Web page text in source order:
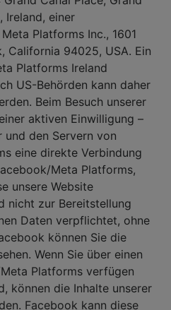
Ireland, einer
Platforms Inc., 1601
California 94025, USA. Ein
Platforms Ireland
US-Behörden kann daher
Beim Besuch unserer
aktiven Einwilligung –
und den Servern von
eine direkte Verbindung
Meta Platforms,
unsere Website
nicht zur Bereitstellung
Daten verpflichtet, ohne
können Sie die
Wenn Sie über einen
Platforms verfügen
können die Inhalte unserer
Facebook kann diese